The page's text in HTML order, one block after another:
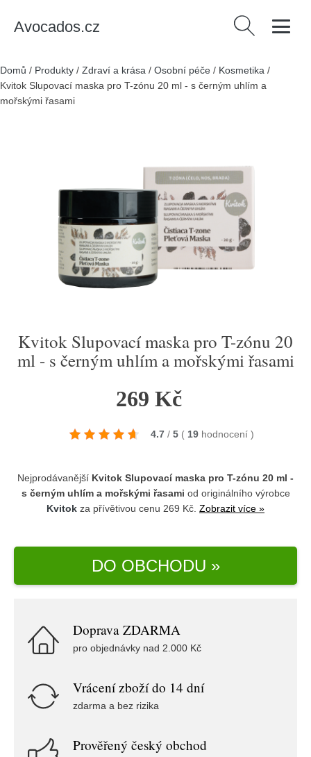
Avocados.cz Vyhledávání
Domů / Produkty / Zdraví a krása / Osobní péče / Kosmetika /
Kvitok Slupovací maska pro T-zónu 20 ml - s černým uhlím a
mořskými řasami
Kvitok Slupovací maska pro T-zónu 20
ml - s černým uhlím a mořskými řasami
269 Kč
4.7 / 5 ( 19 hodnocení )
Nejprodávanější Kvitok Slupovací maska pro T-zónu 20 ml -
s černým uhlím a mořskými řasami od originálního výrobce
Kvitok za přívětivou cenu 269 Kč. Zobrazit více »
DO OBCHODU »
Doprava ZDARMA
pro objednávky nad 2.000 Kč
Vrácení zboží do 14 dní
zdarma a bez rizika
Prověřený český obchod